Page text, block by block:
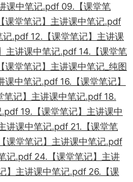
课中笔记.pdf 09.【课堂笔
课堂笔记】主讲课中笔记.pdf
记.pdf 12.【课堂笔记】主讲课
主讲课中笔记.pdf 14.【课堂笔
堂笔记】主讲课中笔记_纯图
中笔记.pdf 16.【课堂笔记】
笔记】主讲课中笔记.pdf 18.
.pdf 19.【课堂笔记】主讲课中
讲课中笔记.pdf 21.【课堂笔
课堂笔记】主讲课中笔记.pdf
记.pdf 24.【课堂笔记】主讲
】主讲课中笔记.pdf 26.【课